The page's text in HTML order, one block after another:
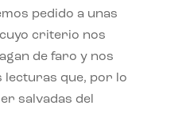
pedido a unas
criterio nos
de faro y nos
lecturas que, por lo
salvadas del